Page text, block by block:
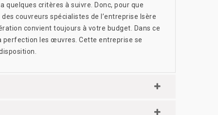
quelques critères à suivre. Donc, pour que
couvreurs spécialistes de l’entreprise Isère
convient toujours à votre budget. Dans ce
perfection les œuvres. Cette entreprise se